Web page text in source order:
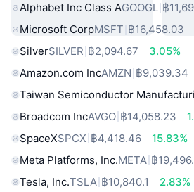
Alphabet Inc Class AGOOGL ฿
Microsoft CorpMSFT ฿16,458.03
SilverSILVER ฿2,094.67
3.05%
Amazon.com IncAMZN ฿9,039.34
Taiwan Semiconductor
Broadcom IncAVGO ฿14,058.23
SpaceXSPCX ฿4,418.46
15.83%
Meta Platforms, Inc.META ฿
Tesla, Inc.TSLA ฿10,840.1
2.83%